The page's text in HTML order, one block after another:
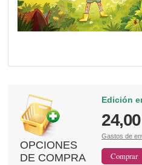
OPCIONES
DE COMPRA
Edición
Gastos de